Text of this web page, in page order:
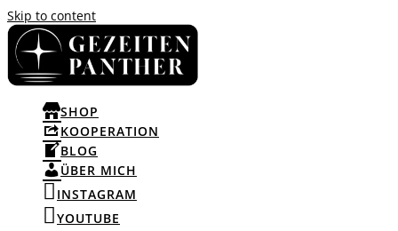
Skip to content
SHOP
KOOPERATION
BLOG
ÜBER MICH
INSTAGRAM
YOUTUBE